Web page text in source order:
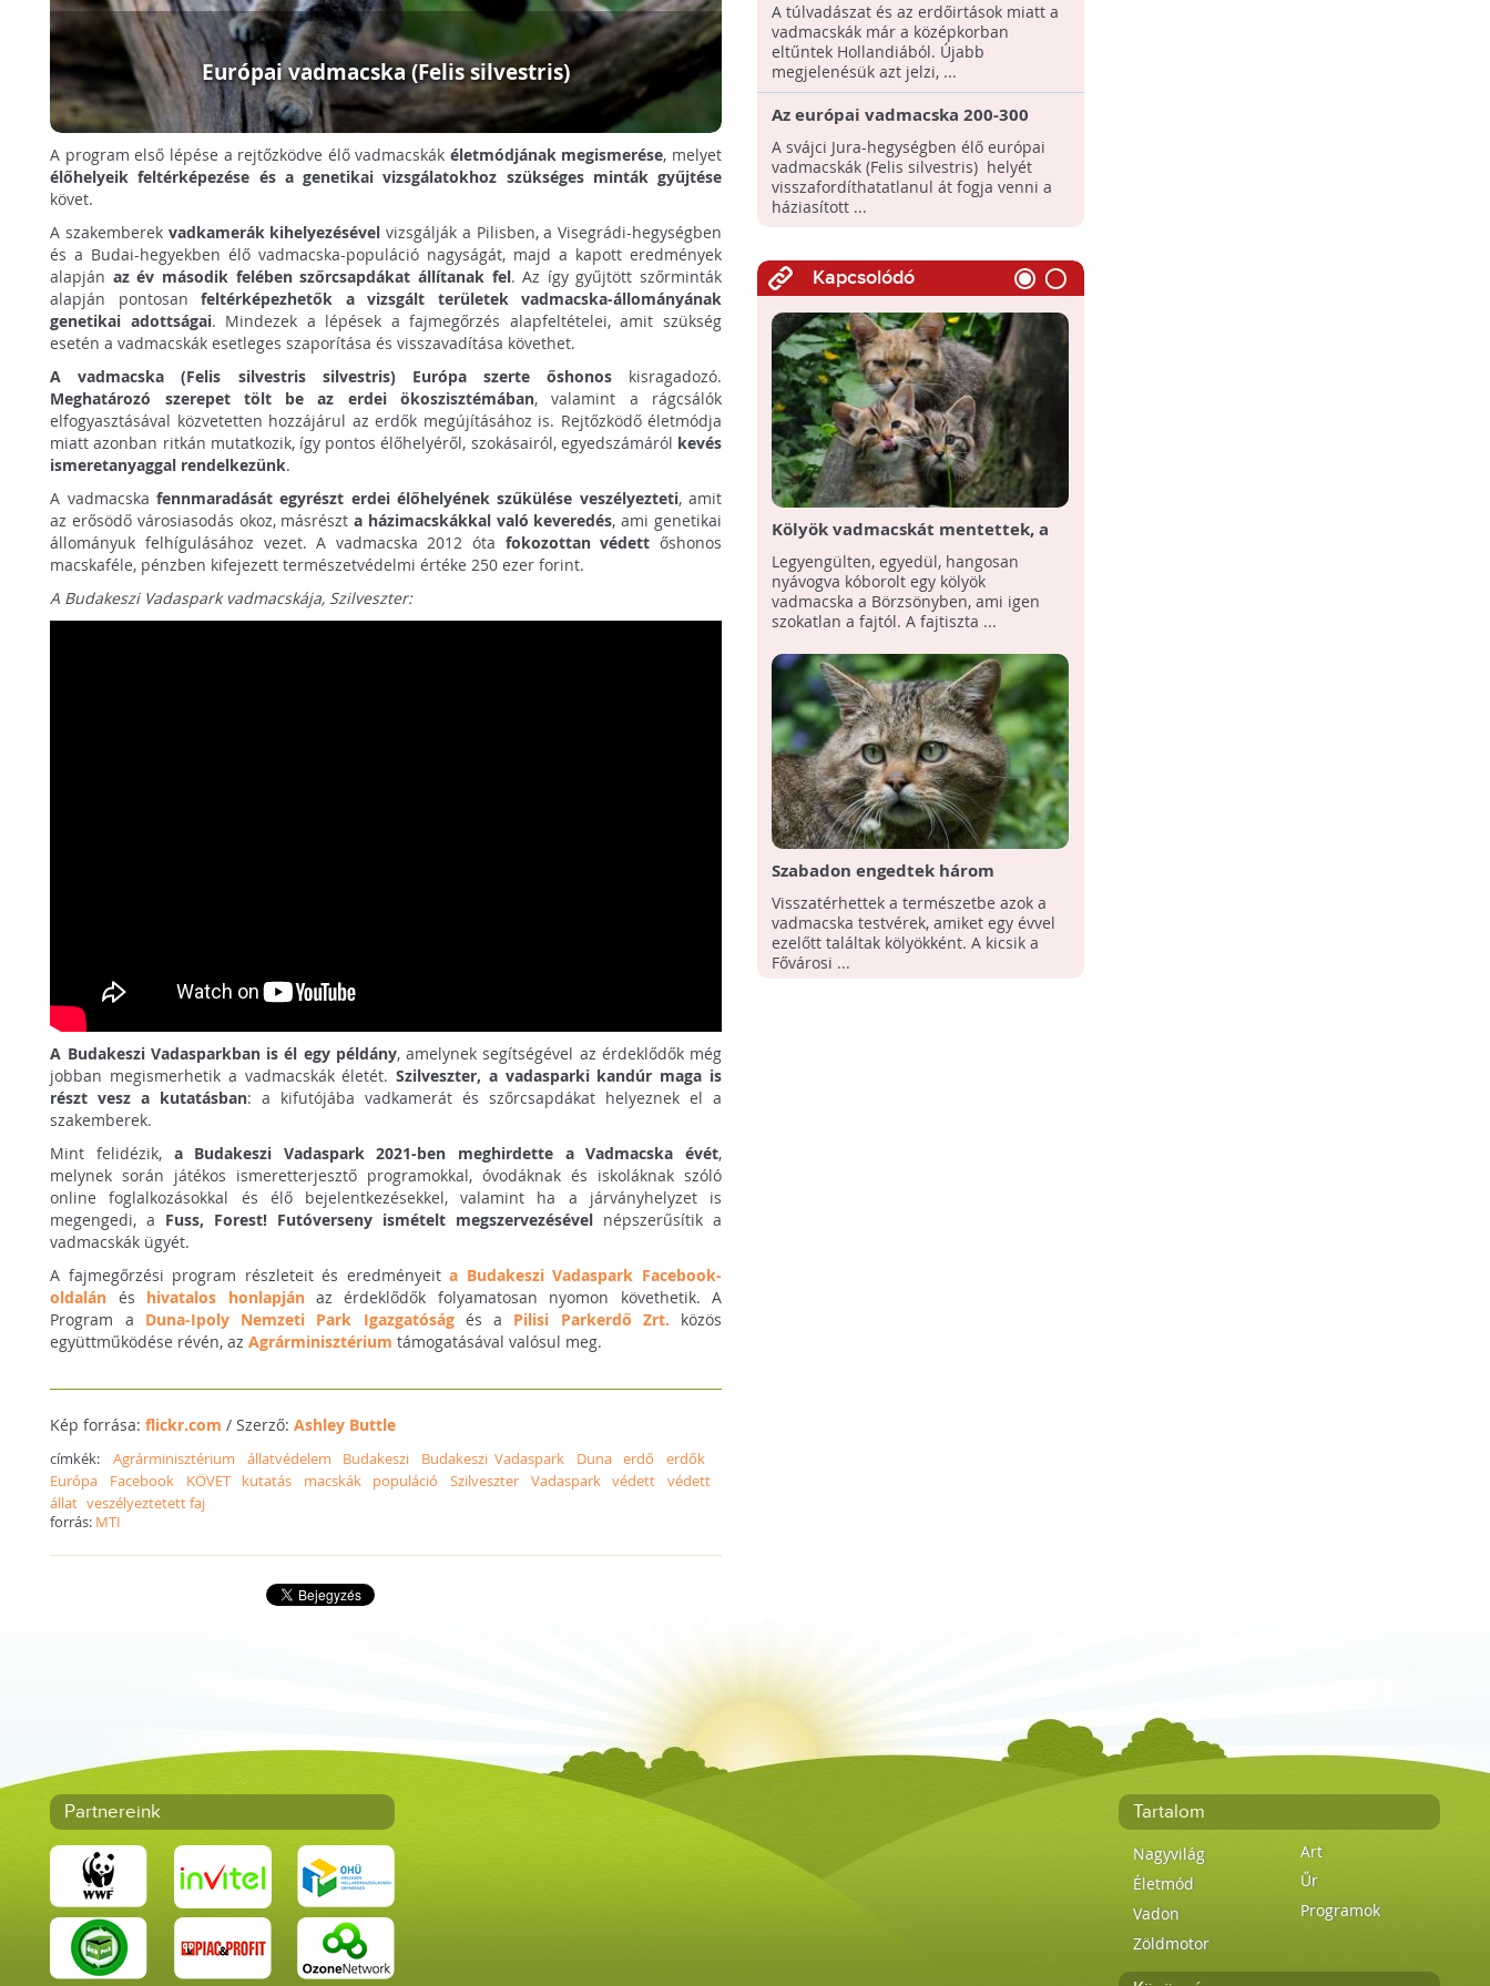
Európai vadmacska (Felis silvestris)
A program első lépése a rejtőzködve élő vadmacskák életmódjának megismerése, melyet
élőhelyeik feltérképezése és a genetikai vizsgálatokhoz szükséges minták gyűjtése
követ.
A szakemberek vadkamerák kihelyezésével vizsgálják a Pilisben, a Visegrádi-hegységben
és a Budai-hegyekben élő vadmacska-populáció nagyságát, majd a kapott eredmények
alapján az év második felében szőrcsapdákat állítanak fel.Az így gyűjtött szőrminták
alapján pontosanfeltérképezhetők a vizsgált területek vadmacska-állományának
genetikai adottságai. Mindezek a lépések a fajmegőrzés alapfeltételei, amit szükség
esetén a vadmacskák esetleges szaporítása és visszavadítása követhet.
A vadmacska (Felis silvestris silvestris) Európa szerte őshonoskisragadozó.
Meghatározó szerepet tölt be az erdei ökoszisztémában, valamint a rágcsálók
elfogyasztásával közvetetten hozzájárul az erdők megújításához is. Rejtőzködő életmódja
miatt azonban ritkán mutatkozik, így pontos élőhelyéről, szokásairól, egyedszámáról kevés
ismeretanyaggal rendelkezünk.
A vadmacska fennmaradását egyrészt erdei élőhelyének szűkülése veszélyezteti, amit
az erősödő városiasodás okoz, másrészta házimacskákkal való keveredés, ami genetikai
állományuk felhígulásához vezet. A vadmacska 2012 óta fokozottan védett őshonos
macskaféle, pénzben kifejezett természetvédelmi értéke 250 ezer forint.
A Budakeszi Vadaspark vadmacskája, Szilveszter:
A Budakeszi Vadasparkban is él egy példány, amelynek segítségével az érdeklődők még
jobban megismerhetik a vadmacskák életét.Szilveszter, a vadasparki kandúr maga is
részt vesz a kutatásban: a kifutójába vadkamerát és szőrcsapdákat helyeznek el a
szakemberek.
Mint felidézik, a Budakeszi Vadaspark 2021-ben meghirdette a Vadmacska évét,
melynek során játékos ismeretterjesztő programokkal, óvodáknak és iskoláknak szóló
online foglalkozásokkal és élő bejelentkezésekkel, valamint ha a járványhelyzet is
megengedi, a Fuss, Forest! Futóverseny ismételt megszervezésével népszerűsítik a
vadmacskák ügyét.
A fajmegőrzési program részleteit és eredményeita Budakeszi Vadaspark Facebook-
oldalán és hivatalos honlapjánaz érdeklődők folyamatosan nyomon követhetik.A
Program a Duna-Ipoly Nemzeti Park Igazgatóságés a Pilisi Parkerdő Zrt. közös
együttműködése révén, azAgrárminisztérium támogatásával valósul meg.
Kép forrása:flickr.com / Szerző:Ashley Buttle
címkék: Agrárminisztérium állatvédelem Budakeszi Budakeszi Vadaspark Duna erdő
erdők
Európa
Facebook KÖVET kutatás macskák populáció Szilveszter Vadaspark védett
védett
állat veszélyeztetett faj
forrás: MTI
A túlvadászat és az erdőirtások miatt a
vadmacskák már a középkorban
eltűntek Hollandiából. Újabb
megjelenésük azt jelzi, ...
Az európai vadmacska 200-300
éven belül teljesen eltűnhet a
házimacskák miatt
A svájci Jura-hegységben élő európai
vadmacskák (Felis silvestris) helyét
visszafordíthatatlanul át fogja venni a
háziasított ...
Kapcsolódó
Kölyök vadmacskát mentettek, a
Budakeszi Vadasparkba került
Legyengülten, egyedül, hangosan
nyávogva kóborolt egy kölyök
vadmacska a Börzsönyben, ami igen
szokatlan a fajtól. A fajtiszta ...
Szabadon engedtek három
mentett vadmacskát
Visszatérhettek a természetbe azok a
vadmacska testvérek, amiket egy évvel
ezelőtt találtak kölyökként. A kicsik a
Fővárosi ...
Partnereink Tartalom
Nagyvilág
Életmód
Vadon
Zöldmotor
Art
Űr
Programok